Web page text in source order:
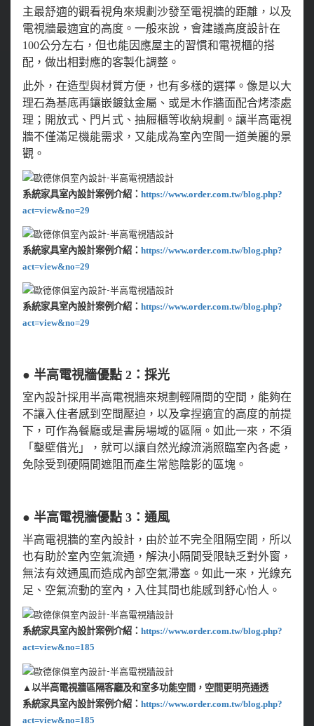
主最舒適的觀看視角來規劃沙發至電視牆的距離，以及
電視牆最適宜的高度。一般來說，會建議高度設計在
100公分左右，但也能因應屋主的習慣和電視櫃的搭
配，做出相對應的客製化調整。
此外，在造型與材質方便，也有多樣的選擇。像是以大
理石為基底再鑲嵌鍍鈦金屬、或是木作牆面配合烤漆處
理；開放式、門片式、抽屜櫃等收納規劃。讓半高電視
牆不僅滿足機能需求，又能成為室內空間一道美麗的景
觀。
系統家具室內設計案例介紹： https://www.order.com.tw/blog.php?
act=view&no=29
系統家具室內設計案例介紹： https://www.order.com.tw/blog.php?
act=view&no=29
系統家具室內設計案例介紹： https://www.order.com.tw/blog.php?
act=view&no=29
● 半高電視牆優點 2：採光
室內設計採用半高電視牆來規劃輕隔間的空間，能夠在
不讓入住者感到空間壓迫，以及拿捏適宜的高度的前提
下，可作為餐廳或是書房場域的區隔。如此一來，不須
「鑿壁借光」，就可以讓自然光線流淌照臨室內各處，
免除受到硬隔間遮阻而產生常態陰影的區塊。
● 半高電視牆優點 3：通風
半高電視牆的室內設計，由於並不完全阻隔空間，所以
也有助於室內空氣流通，解決小隔間受限缺乏對外窗，
無法有效通風而造成內部空氣滯塞。如此一來，光線充
足、空氣流動的室內，入住其間也能感到舒心怡人。
系統家具室內設計案例介紹： https://www.order.com.tw/blog.php?
act=view&no=185
▲以半高電視牆區隔客廳及和室多功能空間，空間更明亮通透
系統家具室內設計案例介紹： https://www.order.com.tw/blog.php?
act=view&no=185